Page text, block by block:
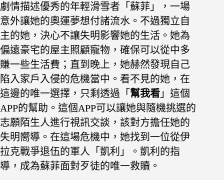
劇情描述優秀的年輕滑雪者「蘇菲」，一場
意外讓她的奧運夢想付諸流水。不過獨立自
主的她，決心不讓失明影響她的生活。她為
偏遠豪宅的屋主照顧寵物，確保可以從中多
賺一些生活費；直到晚上，她赫然發現自己
陷入家戶入侵的危機當中。看不見的她，在
這邊的唯一選擇，只剩透過「 幫我看 」這個
APP的幫助。這個APP可以讓她與隨機挑選的
志願陌生人進行視訊交談，該對方擔任她的
失明嚮導。在這場危機中，她找到一位從伊
拉克戰爭退伍的軍人「凱利」。凱利的指
導，成為蘇菲面對歹徒的唯一救贖。